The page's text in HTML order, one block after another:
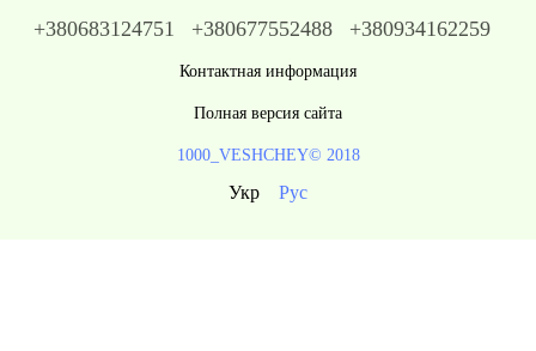
+380683124751 +380677552488 +380934162259
Контактная информация
Полная версия сайта
1000_VESHCHEY© 2018
Укр Рус